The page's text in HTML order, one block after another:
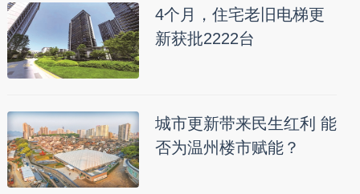
4个月，住宅老旧电梯更
新获批2222台
城市更新带来民生红利 能
否为温州楼市赋能？